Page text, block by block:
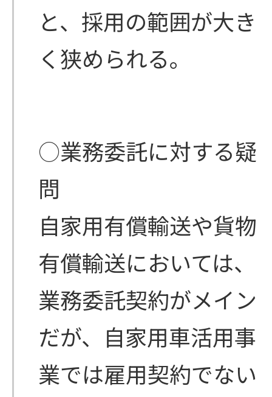
と、採用の範囲が大き
く狭められる。
○業務委託に対する疑
問
自家用有償輸送や貨物
有償輸送においては、
業務委託契約がメイン
だが、自家用車活用事
業では雇用契約でない